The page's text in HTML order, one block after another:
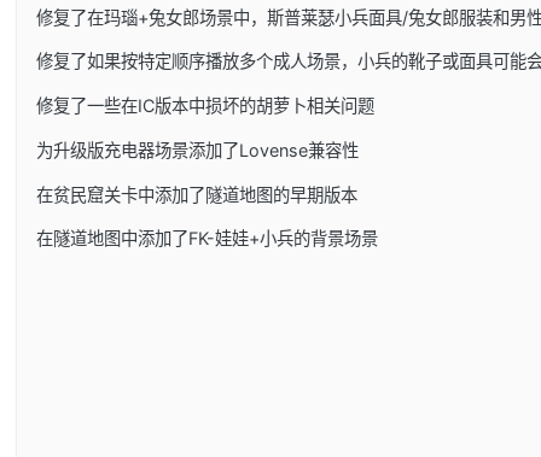
修复了在玛瑙+兔女郎场景中，斯普莱瑟小兵面具/兔女郎服装和男
修复了如果按特定顺序播放多个成人场景，小兵的靴子或面具可能
修复了一些在IC版本中损坏的胡萝卜相关问题
为升级版充电器场景添加了Lovense兼容性
在贫民窟关卡中添加了隧道地图的早期版本
在隧道地图中添加了FK-娃娃+小兵的背景场景